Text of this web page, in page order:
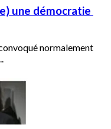
une démocratie
normalement